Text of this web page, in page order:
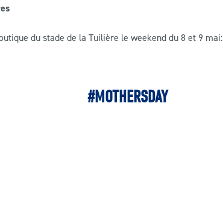
du stade de la Tuilière le weekend du 8 et 9 mai:
#MOTHERSDAY